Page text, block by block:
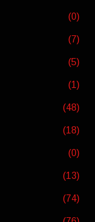
(0)
(7)
(5)
(1)
(48)
(18)
(0)
(13)
(74)